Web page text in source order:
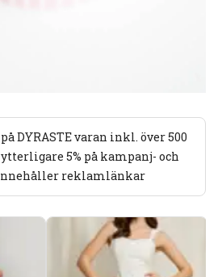
på DYRASTE varan inkl. över 500
ytterligare 5% på kampanj- och
reklamlänkar